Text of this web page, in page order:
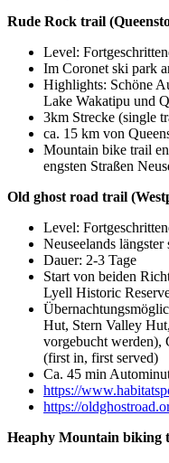
Rude Rock trail
Level:
Im Coronet ski park
Highlights: Schöne
Lake Wakatipu und
3km Strecke (single
ca. 15 km von
Mountain bike trail
engsten Straßen
Old ghost road trail
Level:
Neuseelands
Dauer: 2-3 Tage
Start von beiden
Lyell Historic
Hut, Stern Valley
vorgebucht
(first in, first served)
Ca. 45 min
https://
https://
Heaphy Mountain biking